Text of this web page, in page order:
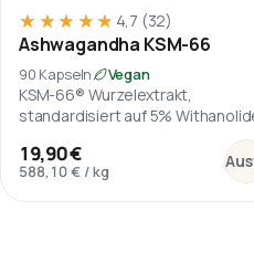
★★★★★
★★★★★ 4,7 (32)
Ashwagandha KSM-66
90 Kapseln Vegan
KSM-66® Wurzelextrakt,
standardisiert auf 5%
19,90 €
588,10 € /kg
: